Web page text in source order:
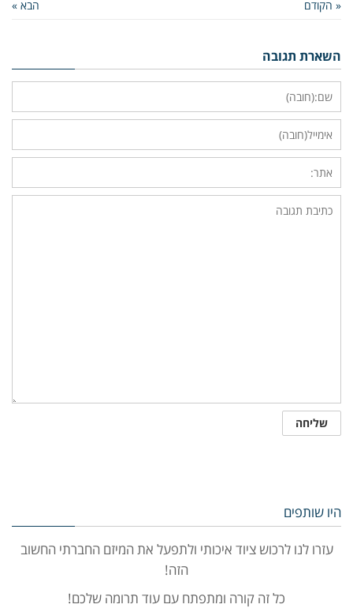
« הקודם הבא »
השארת תגובה
היו שותפים
עזרו לנו לרכוש ציוד איכותי ולתפעל את המיזם החברתי החשוב
הזה!
כל זה קורה ומתפתח עם עוד תרומה שלכם!